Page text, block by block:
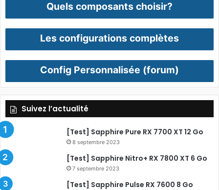
Quels composants choisir?
Les configurations complètes
Config Personnalisée (forum)
Suivez l’actualité
[Test] Sapphire Pure RX 7700 XT 12 Go
8 septembre 2023
[Test] Sapphire Nitro+ RX 7800 XT 6 Go
7 septembre 2023
[Test] Sapphire Pulse RX 7600 8 Go